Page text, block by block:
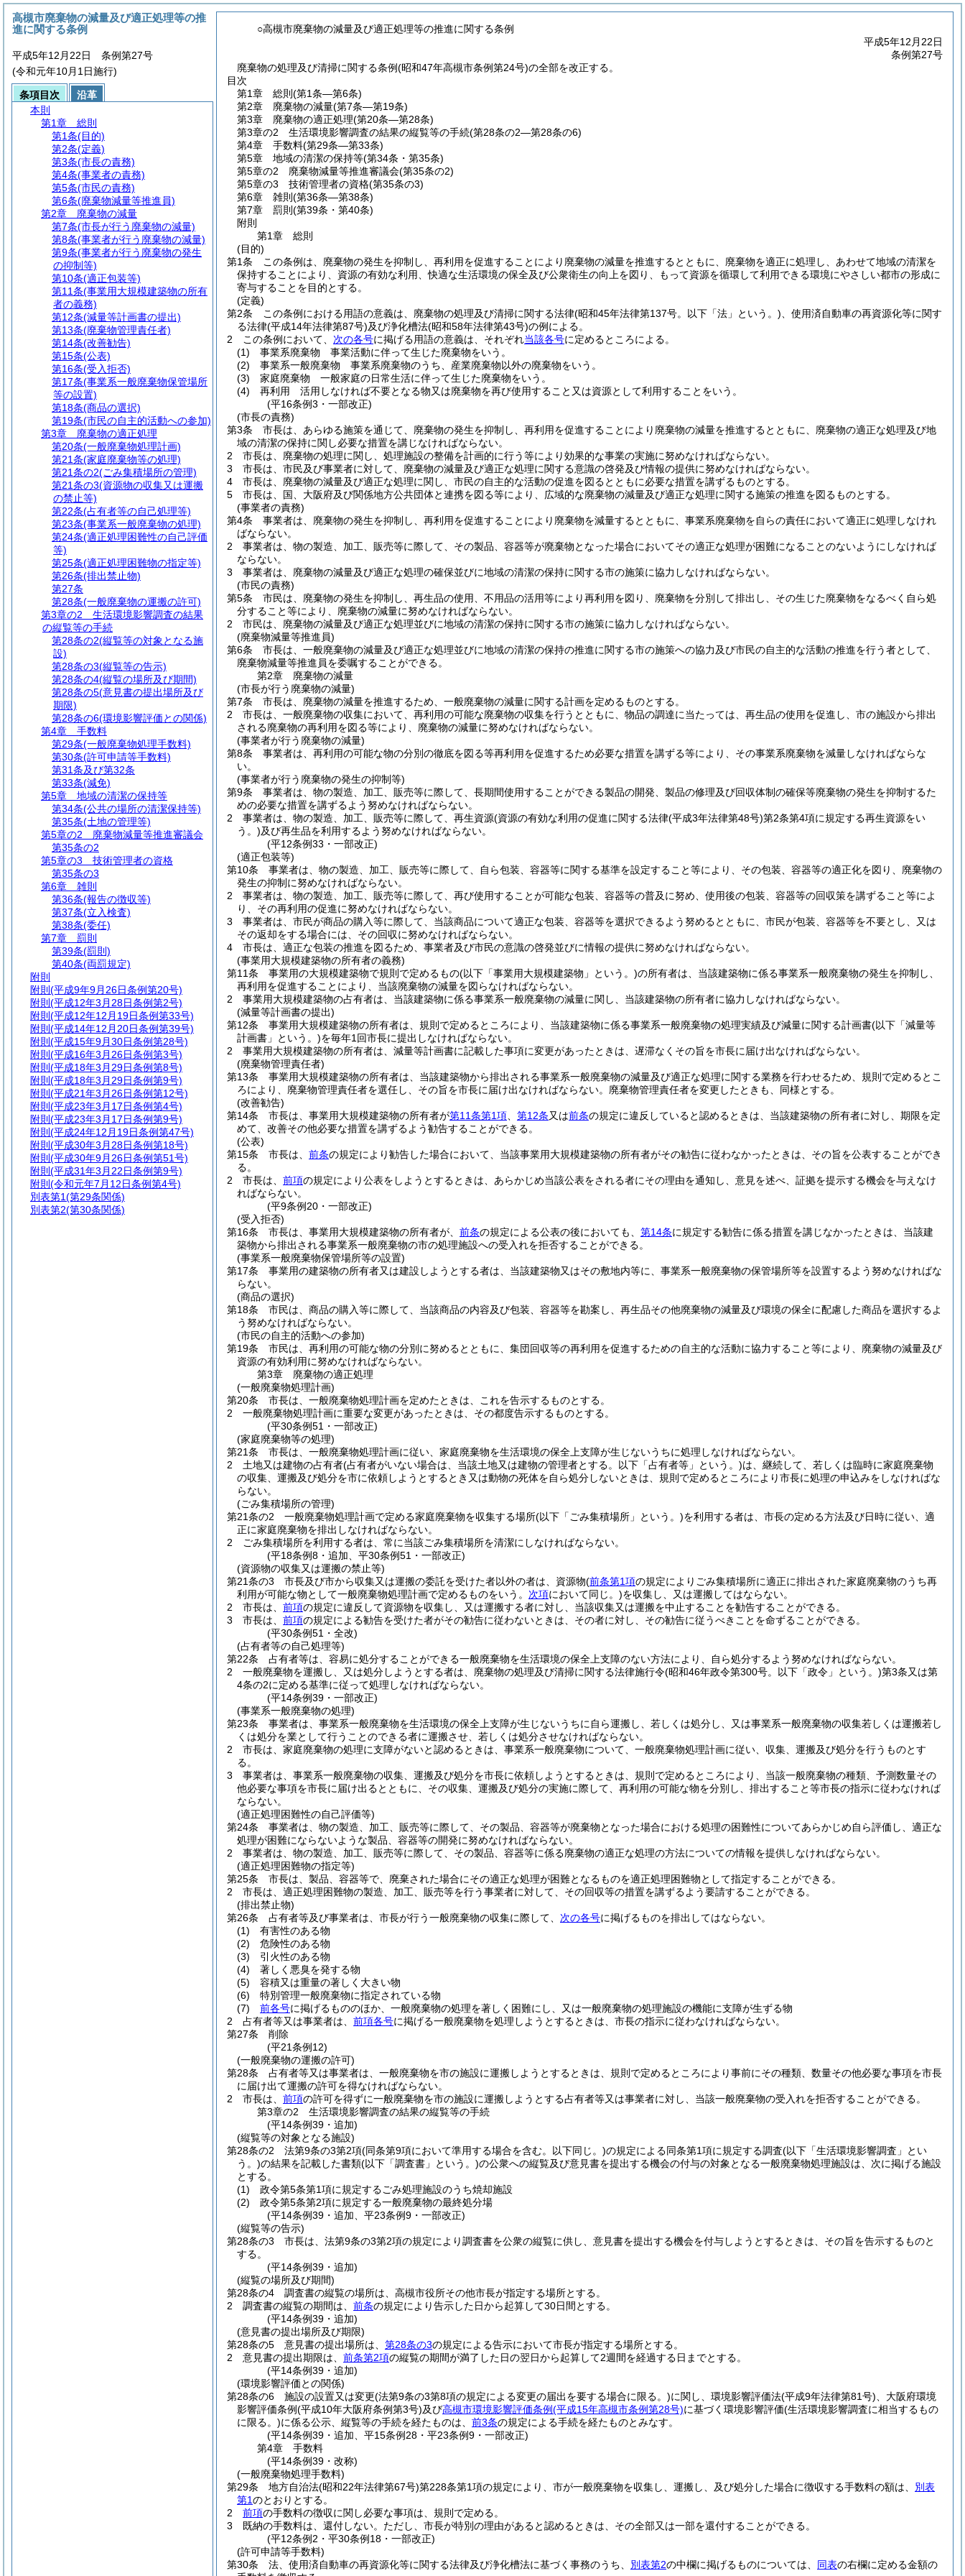
○高槻市廃棄物の減量及び適正処理等の推進に関する条例
平成5年12月22日
条例第27号
廃棄物の処理及び清掃に関する条例(昭和47年高槻市条例第24号)の全部を改正する。
目次
第1章
総則 (第1条―第6条)
第2章
廃棄物の減量(第7条―第19条)
第3章
廃棄物の適正処理(第20条―第28条)
第3章の2
生活環境影響調査の結果の縦覧等の手続(第28条の2―第28条の6)
第4章
手数料(第29条―第33条)
第5章
地域の清潔の保持等(第34条・第35条)
第5章の2
廃棄物減量等推進審議会(第35条の2)
第5章の3
技術管理者の資格(第35条の3)
第6章
雑則 (第36条―第38条)
第7章
罰則 (第39条・第40条)
附則
第1章
総則
(目的)
第1条
この条例は、廃棄物の発生を抑制し、再利用を促進することにより廃棄物の減量を推進するとともに、廃棄物を適正に処理し、あわせて地域の清潔を
保持することにより、資源の有効な利用、快適な生活環境の保全及び公衆衛生の向上を図り、もって資源を循環して利用できる環境にやさしい都市の形成に
寄与することを目的とする。
(定義)
第2条
この条例における用語の意義は、廃棄物の処理及び清掃に関する法律(昭和45年法律第137号。以下「法」という。) 、使用済自動車の再資源化等に関す
る法律(平成14年法律第87号)及び浄化槽法(昭和58年法律第43号)の例による。
2
この条例において、 次の各号に掲げる用語の意義は、それぞれ当該各号に定めるところによる。
(1)
事業系廃棄物 事業活動に伴って生じた廃棄物をいう。
(2)
事業系一般廃棄物 事業系廃棄物のうち、産業廃棄物以外の廃棄物をいう。
(3)
家庭廃棄物 一般家庭の日常生活に伴って生じた廃棄物をいう。
(4)
再利用 活用しなければ不要となる物又は廃棄物を再び使用すること又は資源として利用することをいう。
(平16条例3・一部改正)
(市長の責務)
第3条
市長は、あらゆる施策を通じて、廃棄物の発生を抑制し、再利用を促進することにより廃棄物の減量を推進するとともに、廃棄物の適正な処理及び地
域の清潔の保持に関し必要な措置を講じなければならない。
2
市長は、廃棄物の処理に関し、処理施設の整備を計画的に行う等により効果的な事業の実施に努めなければならない。
3
市長は、市民及び事業者に対して、廃棄物の減量及び適正な処理に関する意識の啓発及び情報の提供に努めなければならない。
4
市長は、廃棄物の減量及び適正な処理に関し、市民の自主的な活動の促進を図るとともに必要な措置を講ずるものとする。
5
市長は、国、大阪府及び関係地方公共団体と連携を図る等により、広域的な廃棄物の減量及び適正な処理に関する施策の推進を図るものとする。
(事業者の責務)
第4条
事業者は、廃棄物の発生を抑制し、再利用を促進することにより廃棄物を減量するとともに、事業系廃棄物を自らの責任において適正に処理しなけれ
ばならない。
2
事業者は、物の製造、加工、販売等に際して、その製品、容器等が廃棄物となった場合においてその適正な処理が困難になることのないようにしなければ
ならない。
3
事業者は、廃棄物の減量及び適正な処理の確保並びに地域の清潔の保持に関する市の施策に協力しなければならない。
(市民の責務)
第5条
市民は、廃棄物の発生を抑制し、再生品の使用、不用品の活用等により再利用を図り、廃棄物を分別して排出し、その生じた廃棄物をなるべく自ら処
分すること等により、廃棄物の減量に努めなければならない。
2
市民は、廃棄物の減量及び適正な処理並びに地域の清潔の保持に関する市の施策に協力しなければならない。
(廃棄物減量等推進員)
第6条
市長は、一般廃棄物の減量及び適正な処理並びに地域の清潔の保持の推進に関する市の施策への協力及び市民の自主的な活動の推進を行う者として、
廃棄物減量等推進員を委嘱することができる。
第2章
廃棄物の減量
(市長が行う廃棄物の減量)
第7条
市長は、廃棄物の減量を推進するため、一般廃棄物の減量に関する計画を定めるものとする。
2
市長は、一般廃棄物の収集において、再利用の可能な廃棄物の収集を行うとともに、物品の調達に当たっては、再生品の使用を促進し、市の施設から排出
される廃棄物の再利用を図る等により、廃棄物の減量に努めなければならない。
(事業者が行う廃棄物の減量)
第8条
事業者は、再利用の可能な物の分別の徹底を図る等再利用を促進するため必要な措置を講ずる等により、その事業系廃棄物を減量しなければならな
い。
(事業者が行う廃棄物の発生の抑制等)
第9条
事業者は、物の製造、加工、販売等に際して、長期間使用することができる製品の開発、製品の修理及び回収体制の確保等廃棄物の発生を抑制するた
めの必要な措置を講ずるよう努めなければならない。
2
事業者は、物の製造、加工、販売等に際して、再生資源(資源の有効な利用の促進に関する法律(平成3年法律第48号)第2条第4項に規定する再生資源をい
う。)及び再生品を利用するよう努めなければならない。
(平12条例33・一部改正)
(適正包装等)
第10条
事業者は、物の製造、加工、販売等に際して、自ら包装、容器等に関する基準を設定すること等により、その包装、容器等の適正化を図り、廃棄物の
発生の抑制に努めなければならない。
2
事業者は、物の製造、加工、販売等に際して、再び使用することが可能な包装、容器等の普及に努め、使用後の包装、容器等の回収策を講ずること等によ
り、その再利用の促進に努めなければならない。
3
事業者は、市民が商品の購入等に際して、当該商品について適正な包装、容器等を選択できるよう努めるとともに、市民が包装、容器等を不要とし、又は
その返却をする場合には、その回収に努めなければならない。
4
市長は、適正な包装の推進を図るため、事業者及び市民の意識の啓発並びに情報の提供に努めなければならない。
(事業用大規模建築物の所有者の義務)
第11条
事業用の大規模建築物で規則で定めるもの(以下「事業用大規模建築物」という。)の所有者は、当該建築物に係る事業系一般廃棄物の発生を抑制し、
再利用を促進することにより、当該廃棄物の減量を図らなければならない。
2
事業用大規模建築物の占有者は、当該建築物に係る事業系一般廃棄物の減量に関し、当該建築物の所有者に協力しなければならない。
(減量等計画書の提出)
第12条
事業用大規模建築物の所有者は、規則で定めるところにより、当該建築物に係る事業系一般廃棄物の処理実績及び減量に関する計画書(以下「減量等
計画書」という。)を毎年1回市長に提出しなければならない。
2
事業用大規模建築物の所有者は、減量等計画書に記載した事項に変更があったときは、遅滞なくその旨を市長に届け出なければならない。
(廃棄物管理責任者)
第13条
事業用大規模建築物の所有者は、当該建築物から排出される事業系一般廃棄物の減量及び適正な処理に関する業務を行わせるため、規則で定めるとこ
ろにより、廃棄物管理責任者を選任し、その旨を市長に届け出なければならない。 廃棄物管理責任者を変更したときも、同様とする。
(改善勧告)
第14条
市長は、事業用大規模建築物の所有者が第11条第1項 第12条又は前条の規定に違反していると認めるときは、当該建築物の所有者に対し、期限を定
めて、改善その他必要な措置を講ずるよう勧告することができる。
(公表)
第15条
市長は、 前条の規定により勧告した場合において、当該事業用大規模建築物の所有者がその勧告に従わなかったときは、その旨を公表することができ
る。
2
市長は、 前項の規定により公表をしようとするときは、あらかじめ当該公表をされる者にその理由を通知し、意見を述べ、証拠を提示する機会を与えなけ
ればならない。
(平9条例20・一部改正)
(受入拒否)
第16条
市長は、事業用大規模建築物の所有者が、 前条の規定による公表の後においても、 第14条に規定する勧告に係る措置を講じなかったときは、当該建
築物から排出される事業系一般廃棄物の市の処理施設への受入れを拒否することができる。
(事業系一般廃棄物保管場所等の設置)
第17条
事業用の建築物の所有者又は建設しようとする者は、当該建築物又はその敷地内等に、事業系一般廃棄物の保管場所等を設置するよう努めなければな
らない。
(商品の選択)
第18条
市民は、商品の購入等に際して、当該商品の内容及び包装、容器等を勘案し、再生品その他廃棄物の減量及び環境の保全に配慮した商品を選択するよ
う努めなければならない。
(市民の自主的活動への参加)
第19条
市民は、再利用の可能な物の分別に努めるとともに、集団回収等の再利用を促進するための自主的な活動に協力すること等により、廃棄物の減量及び
資源の有効利用に努めなければならない。
第3章
廃棄物の適正処理
(一般廃棄物処理計画)
第20条
市長は、一般廃棄物処理計画を定めたときは、これを告示するものとする。
2
一般廃棄物処理計画に重要な変更があったときは、その都度告示するものとする。
(平30条例51・一部改正)
(家庭廃棄物等の処理)
第21条
市長は、一般廃棄物処理計画に従い、家庭廃棄物を生活環境の保全上支障が生じないうちに処理しなければならない。
2
土地又は建物の占有者(占有者がいない場合は、当該土地又は建物の管理者とする。以下「占有者等」という。)は、継続して、若しくは臨時に家庭廃棄物
の収集、運搬及び処分を市に依頼しようとするとき又は動物の死体を自ら処分しないときは、規則で定めるところにより市長に処理の申込みをしなければな
らない。
(ごみ集積場所の管理)
第21条の2
一般廃棄物処理計画で定める家庭廃棄物を収集する場所(以下「ごみ集積場所」という。)を利用する者は、市長の定める方法及び日時に従い、適
正に家庭廃棄物を排出しなければならない。
2
ごみ集積場所を利用する者は、常に当該ごみ集積場所を清潔にしなければならない。
(平18条例8・追加、平30条例51・一部改正)
(資源物の収集又は運搬の禁止等)
第21条の3
市長及び市から収集又は運搬の委託を受けた者以外の者は、資源物(前条第1項の規定によりごみ集積場所に適正に排出された家庭廃棄物のうち再
利用が可能な物として一般廃棄物処理計画で定めるものをいう。 次項において同じ。)を収集し、又は運搬してはならない。
2
市長は、 前項の規定に違反して資源物を収集し、又は運搬する者に対し、当該収集又は運搬を中止することを勧告することができる。
3
市長は、 前項の規定による勧告を受けた者がその勧告に従わないときは、その者に対し、その勧告に従うべきことを命ずることができる。
(平30条例51・全改)
(占有者等の自己処理等)
第22条
占有者等は、容易に処分することができる一般廃棄物を生活環境の保全上支障のない方法により、自ら処分するよう努めなければならない。
2
一般廃棄物を運搬し、又は処分しようとする者は、廃棄物の処理及び清掃に関する法律施行令(昭和46年政令第300号。以下「政令」という。)第3条又は第
4条の2に定める基準に従って処理しなければならない。
(平14条例39・一部改正)
(事業系一般廃棄物の処理)
第23条
事業者は、事業系一般廃棄物を生活環境の保全上支障が生じないうちに自ら運搬し、若しくは処分し、又は事業系一般廃棄物の収集若しくは運搬若し
くは処分を業として行うことのできる者に運搬させ、若しくは処分させなければならない。
2
市長は、家庭廃棄物の処理に支障がないと認めるときは、事業系一般廃棄物について、一般廃棄物処理計画に従い、収集、運搬及び処分を行うものとす
る。
3
事業者は、事業系一般廃棄物の収集、運搬及び処分を市長に依頼しようとするときは、規則で定めるところにより、当該一般廃棄物の種類、予測数量その
他必要な事項を市長に届け出るとともに、その収集、運搬及び処分の実施に際して、再利用の可能な物を分別し、排出すること等市長の指示に従わなければ
ならない。
(適正処理困難性の自己評価等)
第24条
事業者は、物の製造、加工、販売等に際して、その製品、容器等が廃棄物となった場合における処理の困難性についてあらかじめ自ら評価し、適正な
処理が困難にならないような製品、容器等の開発に努めなければならない。
2
事業者は、物の製造、加工、販売等に際して、その製品、容器等に係る廃棄物の適正な処理の方法についての情報を提供しなければならない。
(適正処理困難物の指定等)
第25条
市長は、製品、容器等で、廃棄された場合にその適正な処理が困難となるものを適正処理困難物として指定することができる。
2
市長は、適正処理困難物の製造、加工、販売等を行う事業者に対して、その回収等の措置を講ずるよう要請することができる。
(排出禁止物)
第26条
占有者等及び事業者は、市長が行う一般廃棄物の収集に際して、 次の各号に掲げるものを排出してはならない。
(1)
有害性のある物
(2)
危険性のある物
(3)
引火性のある物
(4)
著しく悪臭を発する物
(5)
容積又は重量の著しく大きい物
(6)
特別管理一般廃棄物に指定されている物
(7)
前各号に掲げるもののほか、一般廃棄物の処理を著しく困難にし、又は一般廃棄物の処理施設の機能に支障が生ずる物
2
占有者等又は事業者は、 前項各号に掲げる一般廃棄物を処理しようとするときは、市長の指示に従わなければならない。
第27条
削除
(平21条例12)
(一般廃棄物の運搬の許可)
第28条
占有者等又は事業者は、一般廃棄物を市の施設に運搬しようとするときは、規則で定めるところにより事前にその種類、数量その他必要な事項を市長
に届け出て運搬の許可を得なければならない。
2
市長は、 前項の許可を得ずに一般廃棄物を市の施設に運搬しようとする占有者等又は事業者に対し、当該一般廃棄物の受入れを拒否することができる。
第3章の2
生活環境影響調査の結果の縦覧等の手続
(平14条例39・追加)
(縦覧等の対象となる施設)
第28条の2
法第9条の3第2項(同条第9項において準用する場合を含む。以下同じ。)の規定による同条第1項に規定する調査(以下「生活環境影響調査」とい
う。)の結果を記載した書類(以下「調査書」という。)の公衆への縦覧及び意見書を提出する機会の付与の対象となる一般廃棄物処理施設は、次に掲げる施設
とする。
(1)
政令第5条第1項に規定するごみ処理施設のうち焼却施設
(2)
政令第5条第2項に規定する一般廃棄物の最終処分場
(平14条例39・追加、平23条例9・一部改正)
(縦覧等の告示)
第28条の3
市長は、法第9条の3第2項の規定により調査書を公衆の縦覧に供し、意見書を提出する機会を付与しようとするときは、その旨を告示するものと
する。
(平14条例39・追加)
(縦覧の場所及び期間)
第28条の4
調査書の縦覧の場所は、高槻市役所その他市長が指定する場所とする。
2
調査書の縦覧の期間は、 前条の規定により告示した日から起算して30日間とする。
(平14条例39・追加)
(意見書の提出場所及び期限)
第28条の5
意見書の提出場所は、 第28条の3の規定による告示において市長が指定する場所とする。
2
意見書の提出期限は、 前条第2項の縦覧の期間が満了した日の翌日から起算して2週間を経過する日までとする。
(平14条例39・追加)
(環境影響評価との関係)
第28条の6
施設の設置又は変更(法第9条の3第8項の規定による変更の届出を要する場合に限る。)に関し、環境影響評価法(平成9年法律第81号) 、大阪府環境
影響評価条例(平成10年大阪府条例第3号)及び高槻市環境影響評価条例(平成15年高槻市条例第28号)に基づく環境影響評価(生活環境影響調査に相当するもの
に限る。)に係る公示、縦覧等の手続を経たものは、 前3条の規定による手続を経たものとみなす。
(平14条例39・追加、平15条例28・平23条例9・一部改正)
第4章
手数料
(平14条例39・改称)
(一般廃棄物処理手数料)
第29条
地方自治法(昭和22年法律第67号)第228条第1項の規定により、市が一般廃棄物を収集し、運搬し、及び処分した場合に徴収する手数料の額は、 別表
第1のとおりとする。
2
前項の手数料の徴収に関し必要な事項は、規則で定める。
3
既納の手数料は、還付しない。 ただし、市長が特別の理由があると認めるときは、その全部又は一部を還付することができる。
(平12条例2・平30条例18・一部改正)
(許可申請等手数料)
第30条
法、使用済自動車の再資源化等に関する法律及び浄化槽法に基づく事務のうち、 別表第2の中欄に掲げるものについては、 同表の右欄に定める金額の
高槻市廃棄物の減量及び適正処理等の推
進に関する条例
平成5年12月22日 条例第27号
(令和元年10月1日施行)
条項目次
沿革
本則
第1章
総則
第1条(目的)
第2条(定義)
第3条(市長の責務)
第4条(事業者の責務)
第5条(市民の責務)
第6条(廃棄物減量等推進員)
第2章
廃棄物の減量
第7条(市長が行う廃棄物の減量)
第8条(事業者が行う廃棄物の減量)
第9条(事業者が行う廃棄物の発生
の抑制等)
第10条(適正包装等)
第11条(事業用大規模建築物の所有
者の義務)
第12条(減量等計画書の提出)
第13条(廃棄物管理責任者)
第14条(改善勧告)
第15条(公表)
第16条(受入拒否)
第17条(事業系一般廃棄物保管場所
等の設置)
第18条(商品の選択)
第19条(市民の自主的活動への参加)
第3章
廃棄物の適正処理
第20条(一般廃棄物処理計画)
第21条(家庭廃棄物等の処理)
第21条の2(ごみ集積場所の管理)
第21条の3(資源物の収集又は運搬
の禁止等)
第22条(占有者等の自己処理等)
第23条(事業系一般廃棄物の処理)
第24条(適正処理困難性の自己評価
等)
第25条(適正処理困難物の指定等)
第26条(排出禁止物)
第27条
第28条(一般廃棄物の運搬の許可)
第3章の2
生活環境影響調査の結果
の縦覧等の手続
第28条の2(縦覧等の対象となる施
設)
第28条の3(縦覧等の告示)
第28条の4(縦覧の場所及び期間)
第28条の5(意見書の提出場所及び
期限)
第28条の6(環境影響評価との関係)
第4章
手数料
第29条(一般廃棄物処理手数料)
第30条(許可申請等手数料)
第31条及び第32条
第33条(減免)
第5章
地域の清潔の保持等
第34条(公共の場所の清潔保持等)
第35条(土地の管理等)
第5章の2
廃棄物減量等推進審議会
第35条の2
第5章の3
技術管理者の資格
第35条の3
第6章
雑則
第36条(報告の徴収等)
第37条(立入検査)
第38条(委任)
第7章
罰則
第39条(罰則)
第40条(両罰規定)
附則
附則 (平成9年9月26日条例第20号)
附則 (平成12年3月28日条例第2号)
附則 (平成12年12月19日条例第33号)
附則 (平成14年12月20日条例第39号)
附則 (平成15年9月30日条例第28号)
附則 (平成16年3月26日条例第3号)
附則 (平成18年3月29日条例第8号)
附則 (平成18年3月29日条例第9号)
附則 (平成21年3月26日条例第12号)
附則 (平成23年3月17日条例第4号)
附則 (平成23年3月17日条例第9号)
附則 (平成24年12月19日条例第47号)
附則 (平成30年3月28日条例第18号)
附則 (平成30年9月26日条例第51号)
附則 (平成31年3月22日条例第9号)
附則 (令和元年7月12日条例第4号)
別表第1(第29条関係)
別表第2(第30条関係)